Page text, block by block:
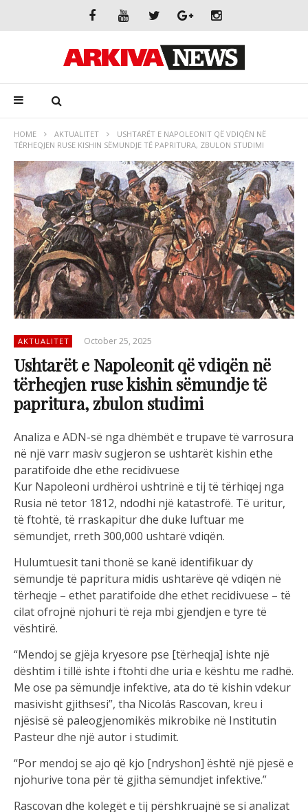
HOME AKTUALITET
USHTARËT E NAPOLEONIT QË VDIQËN NË
TËRHEQJEN RUSE KISHIN SËMUNDJE TË PAPRITURA, ZBULON STUDIMI
AKTUALITET October 25, 2025
Ushtarët e Napoleonit që vdiqën në
tërheqjen ruse kishin sëmundje të
papritura, zbulon studimi
Analiza e ADN-së nga dhëmbët e trupave të varrosura
në një varr masiv sugjeron se ushtarët kishin ethe
paratifoide dhe ethe recidivuese
Kur Napoleoni urdhëroi ushtrinë e tij të tërhiqej nga
Rusia në tetor 1812, ndodhi një katastrofë. Të uritur,
të ftohtë, të rraskapitur dhe duke luftuar me
sëmundjet, rreth 300,000 ushtarë vdiqën.
Hulumtuesit tani thonë se kanë identifikuar dy
sëmundje të papritura midis ushtarëve që vdiqën në
tërheqje – ethet paratifoide dhe ethet recidivuese – të
cilat ofrojnë njohuri të reja mbi gjendjen e tyre të
vështirë.
“Mendoj se gjëja kryesore pse [tërheqja] ishte një
dështim i tillë ishte i ftohti dhe uria e kështu me radhë.
Me ose pa sëmundje infektive, ata do të kishin vdekur
masivisht gjithsesi”, tha Nicolás Rascovan, kreu i
njësisë së paleogjenomikës mikrobike në Institutin
Pasteur dhe një autor i studimit.
“Por mendoj se ajo që kjo [ndryshon] është një pjesë e
njohurive tona për të gjitha sëmundjet infektive.”
Rascovan dhe kolegët e tij përshkruajnë se si analizat